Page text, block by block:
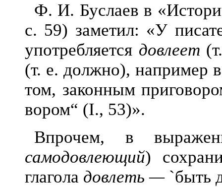
Ф. И. Буслаев в
с. 59) заметил: «У пис
употребляется довлеет
(т. е. должно), например
том, законным
вором“ (I., 53)».
Впрочем, в
самодовлеющий)
глагола довлеть —`быть